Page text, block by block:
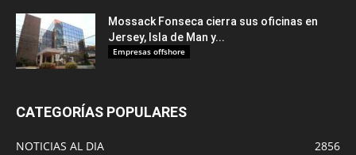
Mossack Fonseca cierra sus oficinas en
Jersey, Isla de Man y...
Empresas offshore
CATEGORÍAS POPULARES
NOTICIAS AL DIA
2856